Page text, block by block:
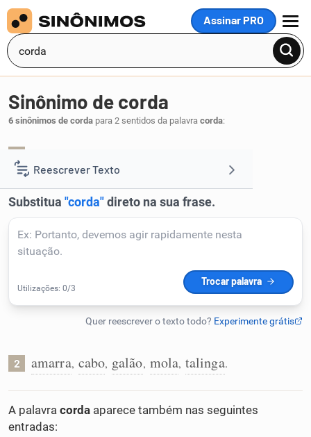
Assinar PRO
MENU
Reescrever Texto
Resumir Texto
Corrigir Texto
Detector de IA
Humanizador de IA
Cata-letras
Sinônimo de corda
6 sinônimos de corda para 2 sentidos da palavra corda:
2 amarra, cabo, galão, mola, talinga.
A palavra corda aparece também nas seguintes
entradas: